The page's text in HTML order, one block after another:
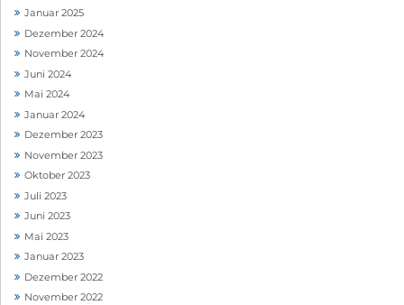
Januar 2025
Dezember 2024
November 2024
Juni 2024
Mai 2024
Januar 2024
Dezember 2023
November 2023
Oktober 2023
Juli 2023
Juni 2023
Mai 2023
Januar 2023
Dezember 2022
November 2022